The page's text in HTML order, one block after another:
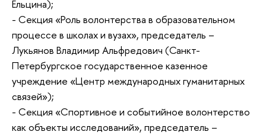
Ельцина);
- Секция «Роль волонтерства в образовательном
процессе в школах и вузах», председатель –
Лукьянов Владимир Альфредович (Санкт-
Петербургское государственное казенное
учреждение «Центр международных гуманитарных
связей»);
- Секция «Спортивное и событийное волонтерство
как объекты исследований», председатель –